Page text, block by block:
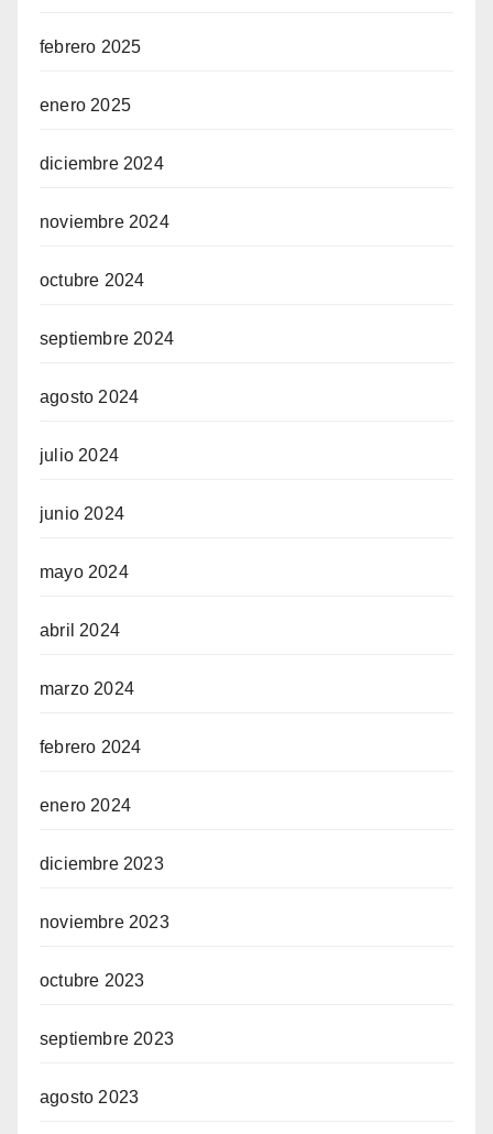
febrero 2025
enero 2025
diciembre 2024
noviembre 2024
octubre 2024
septiembre 2024
agosto 2024
julio 2024
junio 2024
mayo 2024
abril 2024
marzo 2024
febrero 2024
enero 2024
diciembre 2023
noviembre 2023
octubre 2023
septiembre 2023
agosto 2023